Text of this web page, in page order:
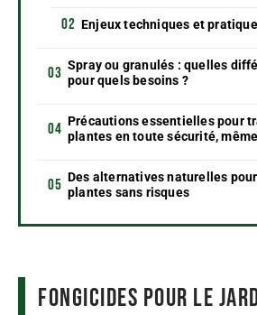
Enjeux techniques et
Spray ou granulés : quelles
pour quels besoins ?
Précautions essentielles pour
plantes en toute sécurité,
Des alternatives naturelles
plantes sans risques
Fongicides pour le